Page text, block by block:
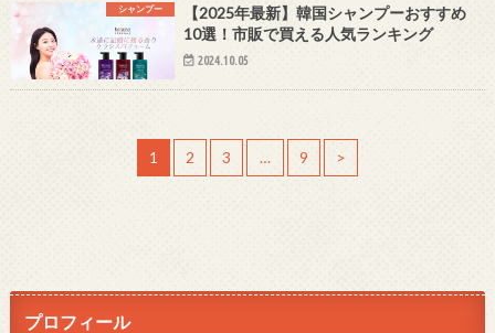
シャンプー
【2025年最新】韓国シャンプーおすすめ
10選！市販で買える人気ランキング
2024.10.05
1 2 3 … 9 >
プロフィール